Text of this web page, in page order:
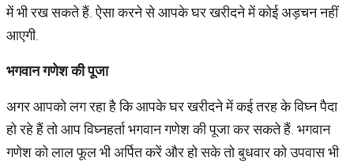
में भी रख सकते हैं. ऐसा करने से आपके घर खरीदने में कोई अड़चन नहीं
आएगी.
भगवानगणेशकीपूजा
अगर आपको लग रहा है कि आपके घर खरीदने में कई तरह के विघ्न पैदा
हो रहे हैं तो आप विघ्नहर्ता भगवान गणेश की पूजा कर सकते हैं. भगवान
गणेश को लाल फूल भी अर्पित करें और हो सके तो बुधवार को उपवास भी